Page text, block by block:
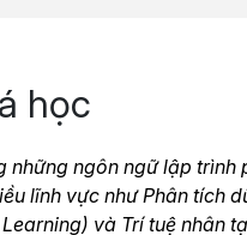
học
những ngôn ngữ lập
lĩnh vực như Phân tích
và Trí tuệ nhân